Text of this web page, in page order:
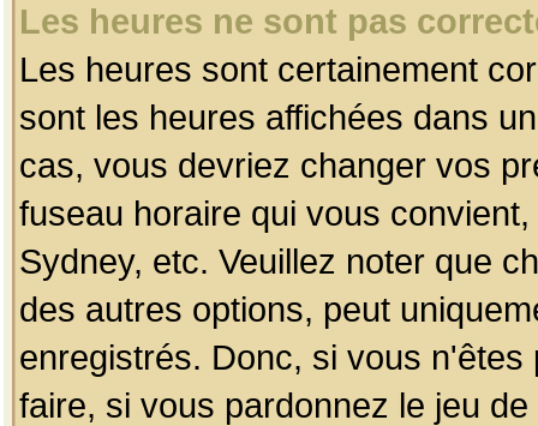
Les heures ne sont pas
Les heures sont certainement
sont les heures affichées dans
cas, vous devriez changer vos
fuseau horaire qui vous
Sydney, etc. Veuillez noter que
des autres options, peut
enregistrés. Donc, si vous
faire, si vous pardonnez le jeu